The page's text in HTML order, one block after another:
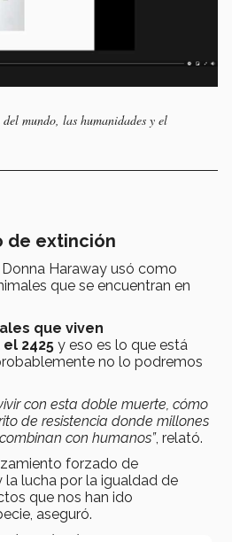
mundo, las humanidades y el
de extinción
Donna Haraway usó como
que se encuentran en
que viven
2425 y eso es lo que está
no lo podremos
con esta doble muerte, cómo
de resistencia donde millones
con humanos”, relató.
forzado de
lucha por la igualdad de
que nos han ido
aseguró.